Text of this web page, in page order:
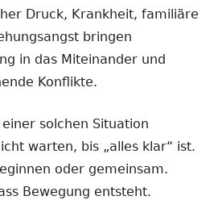
Druck, Krankheit, familiäre
bringen
in das Miteinander und
Konflikte.
solchen Situation
warten, bis „alles klar“ ist.
oder gemeinsam.
Bewegung entsteht.